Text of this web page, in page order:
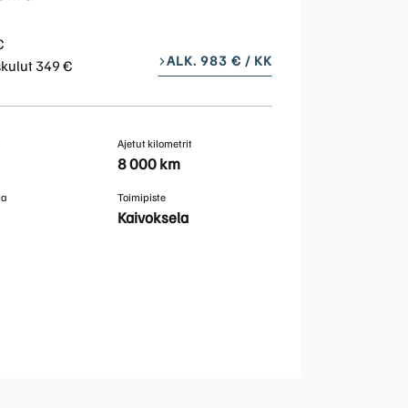
Bilian yksityisleasinglaskuri
Volvo Huoltosopimus
349 €
ALK. 983 € / KK
Ajetut kilometrit
8 000 km
Toimipiste
Kaivoksela